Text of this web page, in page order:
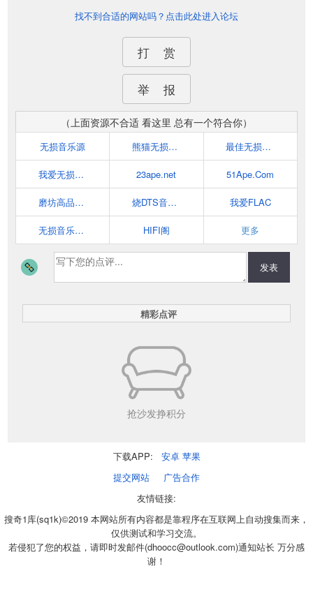
找不到合适的网站吗？点击此处进入论坛
打 赏
举 报
（上面资源不合适 看这里 总有一个符合你）
无损音乐源 熊猫无损音乐 最佳无损音乐殿堂
我爱无损音乐网(52wusun.com) 23ape.net 51Ape.Com
磨坊高品质音乐论坛-提供各种无损音乐下载 烧DTS音乐网 我爱FLAC
无损音乐_尽在ape-flac.com HIFI阁 更多
发表
精彩点评
抢沙发挣积分
下载APP: 安卓 苹果
提交网站
广告合作
友情链接:
搜奇1库(sq1k)©2019 本网站所有内容都是靠程序在互联网上自动搜集而来，
仅供测试和学习交流。
若侵犯了您的权益，请即时发邮件(dhoocc@outlook.com)通知站长 万分感
谢！